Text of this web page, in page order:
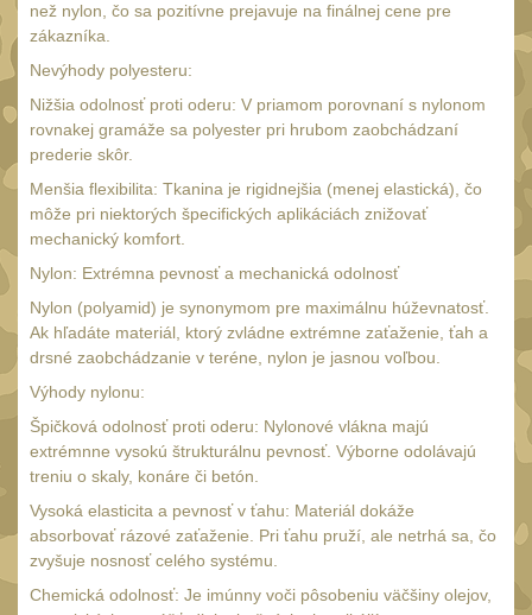
1000 - 2000 lm
Nad 2000 lm 8
Speciální svítilny
Lovecké svítilny
Policejní svítilny
Vyhledávací svítilny
Čelové svetlá -
čelovky4
Svítilny pro
AA/AAA/14500 Li-Ion
baterie
Svítilny pro 18650
baterie5
Svítilny pro
CR123A/16340 Li-Ion
baterie
než nylon, čo sa pozitívne prejavuje na finálnej cene pre
zákazníka.
Nevýhody polyesteru:
Nižšia odolnosť proti oderu: V priamom porovnaní s nylonom
rovnakej gramáže sa polyester pri hrubom zaobchádzaní
prederie skôr.
Menšia flexibilita: Tkanina je rigidnejšia (menej elastická), čo
môže pri niektorých špecifických aplikáciách znižovať
mechanický komfort.
Nylon: Extrémna pevnosť a mechanická odolnosť
Nylon (polyamid) je synonymom pre maximálnu húževnatosť.
Ak hľadáte materiál, ktorý zvládne extrémne zaťaženie, ťah a
drsné zaobchádzanie v teréne, nylon je jasnou voľbou.
Výhody nylonu:
Špičková odolnosť proti oderu: Nylonové vlákna majú
extrémnne vysokú štrukturálnu pevnosť. Výborne odolávajú
treniu o skaly, konáre či betón.
Vysoká elasticita a pevnosť v ťahu: Materiál dokáže
absorbovať rázové zaťaženie. Pri ťahu pruží, ale netrhá sa, čo
zvyšuje nosnosť celého systému.
Chemická odolnosť: Je imúnny voči pôsobeniu väčšiny olejov,